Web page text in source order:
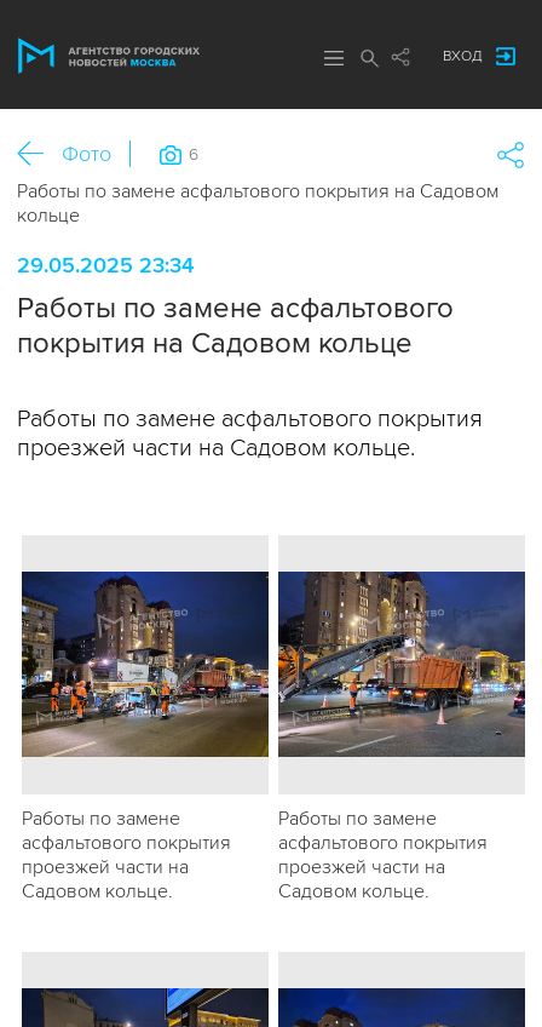
ВХОД
Фото
Работы по замене асфальтового покрытия на Садовом
кольце
6
29.05.2025 23:34
Работы по замене асфальтового
покрытия на Садовом кольце
Работы по замене асфальтового покрытия
проезжей части на Садовом кольце.
Работы по замене
асфальтового покрытия
проезжей части на
Садовом кольце.
Работы по замене
асфальтового покрытия
проезжей части на
Садовом кольце.